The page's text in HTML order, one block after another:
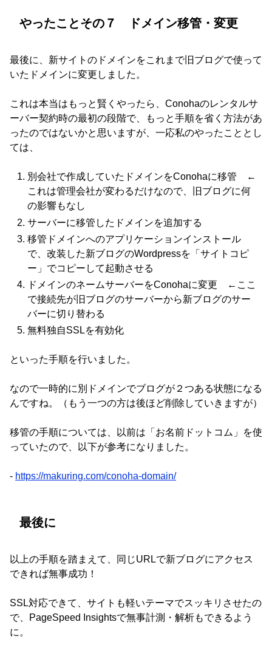
やったことその７ ドメイン移管・変更
最後に、新サイトのドメインをこれまで旧ブログで使って
いたドメインに変更しました。
これは本当はもっと賢くやったら、Conohaのレンタルサ
ーバー契約時の最初の段階で、もっと手順を省く方法があ
ったのではないかと思いますが、一応私のやったこととし
ては、
別会社で作成していたドメインをConohaに移管 ←
これは管理会社が変わるだけなので、旧ブログに何
の影響もなし
サーバーに移管したドメインを追加する
移管ドメインへのアプリケーションインストール
で、改装した新ブログのWordpressを「サイトコピ
ー」でコピーして起動させる
ドメインのネームサーバーをConohaに変更 ←ここ
で接続先が旧ブログのサーバーから新ブログのサー
バーに切り替わる
無料独自SSLを有効化
といった手順を行いました。
なので一時的に別ドメインでブログが２つある状態になる
んですね。（もう一つの方は後ほど削除していきますが）
移管の手順については、以前は「お名前ドットコム」を使
っていたので、以下が参考になりました。
- https://makuring.com/conoha-domain/
最後に
以上の手順を踏まえて、同じURLで新ブログにアクセス
できれば無事成功！
SSL対応できて、サイトも軽いテーマでスッキリさせたの
で、PageSpeed Insightsで無事計測・解析もできるよう
に。